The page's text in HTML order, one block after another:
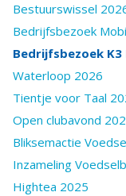
Bestuurswissel
Bedrijfsbezoek
Bedrijfsbezoek K3
Waterloop 2026
Tientje voor Taal
Open clubavond
Bliksemactie
Inzameling
Hightea 2025